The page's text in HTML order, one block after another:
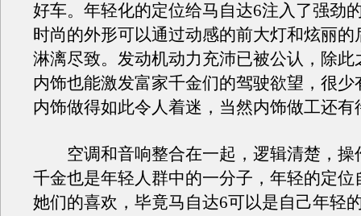
好车。年轻化的定位给马自达6注入了强劲
时尚的外形可以通过动感的前大灯和炫丽的
淋漓尽致。发动机动力充沛已被公认，除此
内饰也能激发富家千金们的驾驶欲望，很少
内饰做得如此令人着迷，当然内饰做工还有
空调和音响整合在一起，逻辑清楚，操
千金也是年轻人群中的一分子，年轻的定位
她们的喜欢，毕竟马自达6可以是自己年轻